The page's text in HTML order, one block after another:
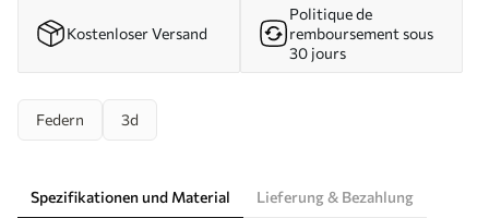
Kostenloser Versand
Politique de
remboursement sous
30 jours
Federn 3d
Spezifikationen und Material
Lieferung & Bezahlung